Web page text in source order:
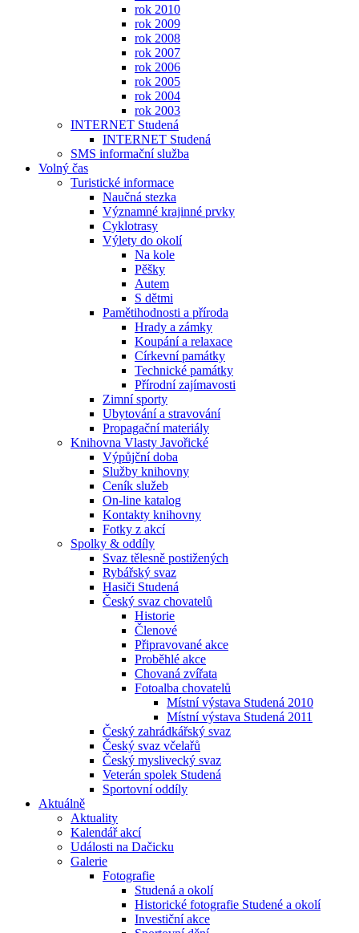
rok 2010
rok 2009
rok 2008
rok 2007
rok 2006
rok 2005
rok 2004
rok 2003
INTERNET Studená
INTERNET Studená
SMS informační služba
Volný čas
Turistické informace
Naučná stezka
Významné krajinné prvky
Cyklotrasy
Výlety do okolí
Na kole
Pěšky
Autem
S dětmi
Pamětihodnosti a příroda
Hrady a zámky
Koupání a relaxace
Církevní památky
Technické památky
Přírodní zajímavosti
Zimní sporty
Ubytování a stravování
Propagační materiály
Knihovna Vlasty Javořické
Výpůjční doba
Služby knihovny
Ceník služeb
On-line katalog
Kontakty knihovny
Fotky z akcí
Spolky & oddíly
Svaz tělesně postižených
Rybářský svaz
Hasiči Studená
Český svaz chovatelů
Historie
Členové
Připravované akce
Proběhlé akce
Chovaná zvířata
Fotoalba chovatelů
Místní výstava Studená 2010
Místní výstava Studená 2011
Český zahrádkářský svaz
Český svaz včelařů
Český myslivecký svaz
Veterán spolek Studená
Sportovní oddíly
Aktuálně
Aktuality
Kalendář akcí
Události na Dačicku
Galerie
Fotografie
Studená a okolí
Historické fotografie Studené a okolí
Investiční akce